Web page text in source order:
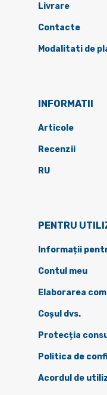
Livrare
Contacte
Modalitati de
INFORMATII
Articole
Recenzii
RU
PENTRU
Informații
Contul meu
Elaborarea
Coșul dvs.
Protecția
Politica de
Acordul de